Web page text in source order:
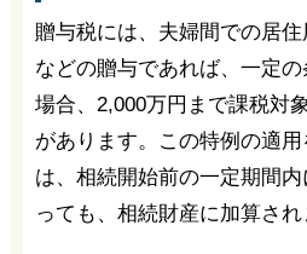
贈与税には、夫婦間での居
などの贈与であれば、一定
場合、2,000万円まで課税対
があります。この特例の適
は、相続開始前の一定期間
っても、相続財産に加算され